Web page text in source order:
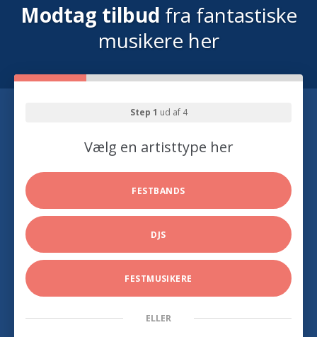
Modtag tilbud fra fantastiske
musikere her
Step 1 ud af 4
Vælg en artisttype her
FESTBANDS
DJS
FESTMUSIKERE
ELLER